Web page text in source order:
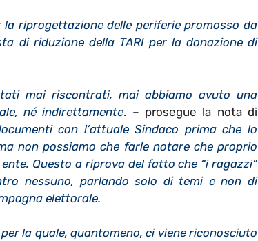
riprogettazione delle periferie promosso da
di riduzione della TARI per la donazione di
mai riscontrati, mai abbiamo avuto una
né indirettamente. – prosegue la nota di
con l’attuale Sindaco prima che lo
non possiamo che farle notare che proprio
Questo a riprova del fatto che “i ragazzi”
nessuno, parlando solo di temi e non di
elettorale.
la quale, quantomeno, ci viene riconosciuto